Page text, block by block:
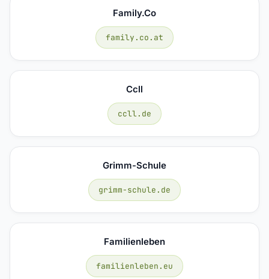
Family.co
family.co.at
Ccll
ccll.de
Grimm-Schule
grimm-schule.de
Familienleben
familienleben.eu